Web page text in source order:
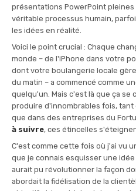
présentations PowerPoint pleines
véritable processus humain,
les idées en réalité.
Voici le point crucial : Chaque
monde – de l'iPhone dans votre
dont votre boulangerie locale
du matin – a commencé comme
quelqu'un. Mais c'est là que ça se
produire d'innombrables fois,
que dans des entreprises du
à suivre, ces étincelles
C'est comme cette fois où j'ai vu
que je connais esquisser une
aurait pu révolutionner la façon
abordait la fidélisation de la